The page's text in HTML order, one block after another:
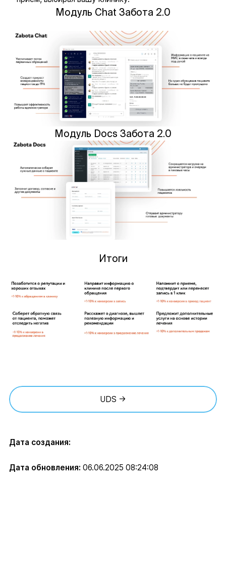
Модуль Сhat Забота 2.0
Модуль Docs Забота 2.0
Итоги
UDS →
Дата создания:
Дата обновления: 06.06.2025 08:24:08